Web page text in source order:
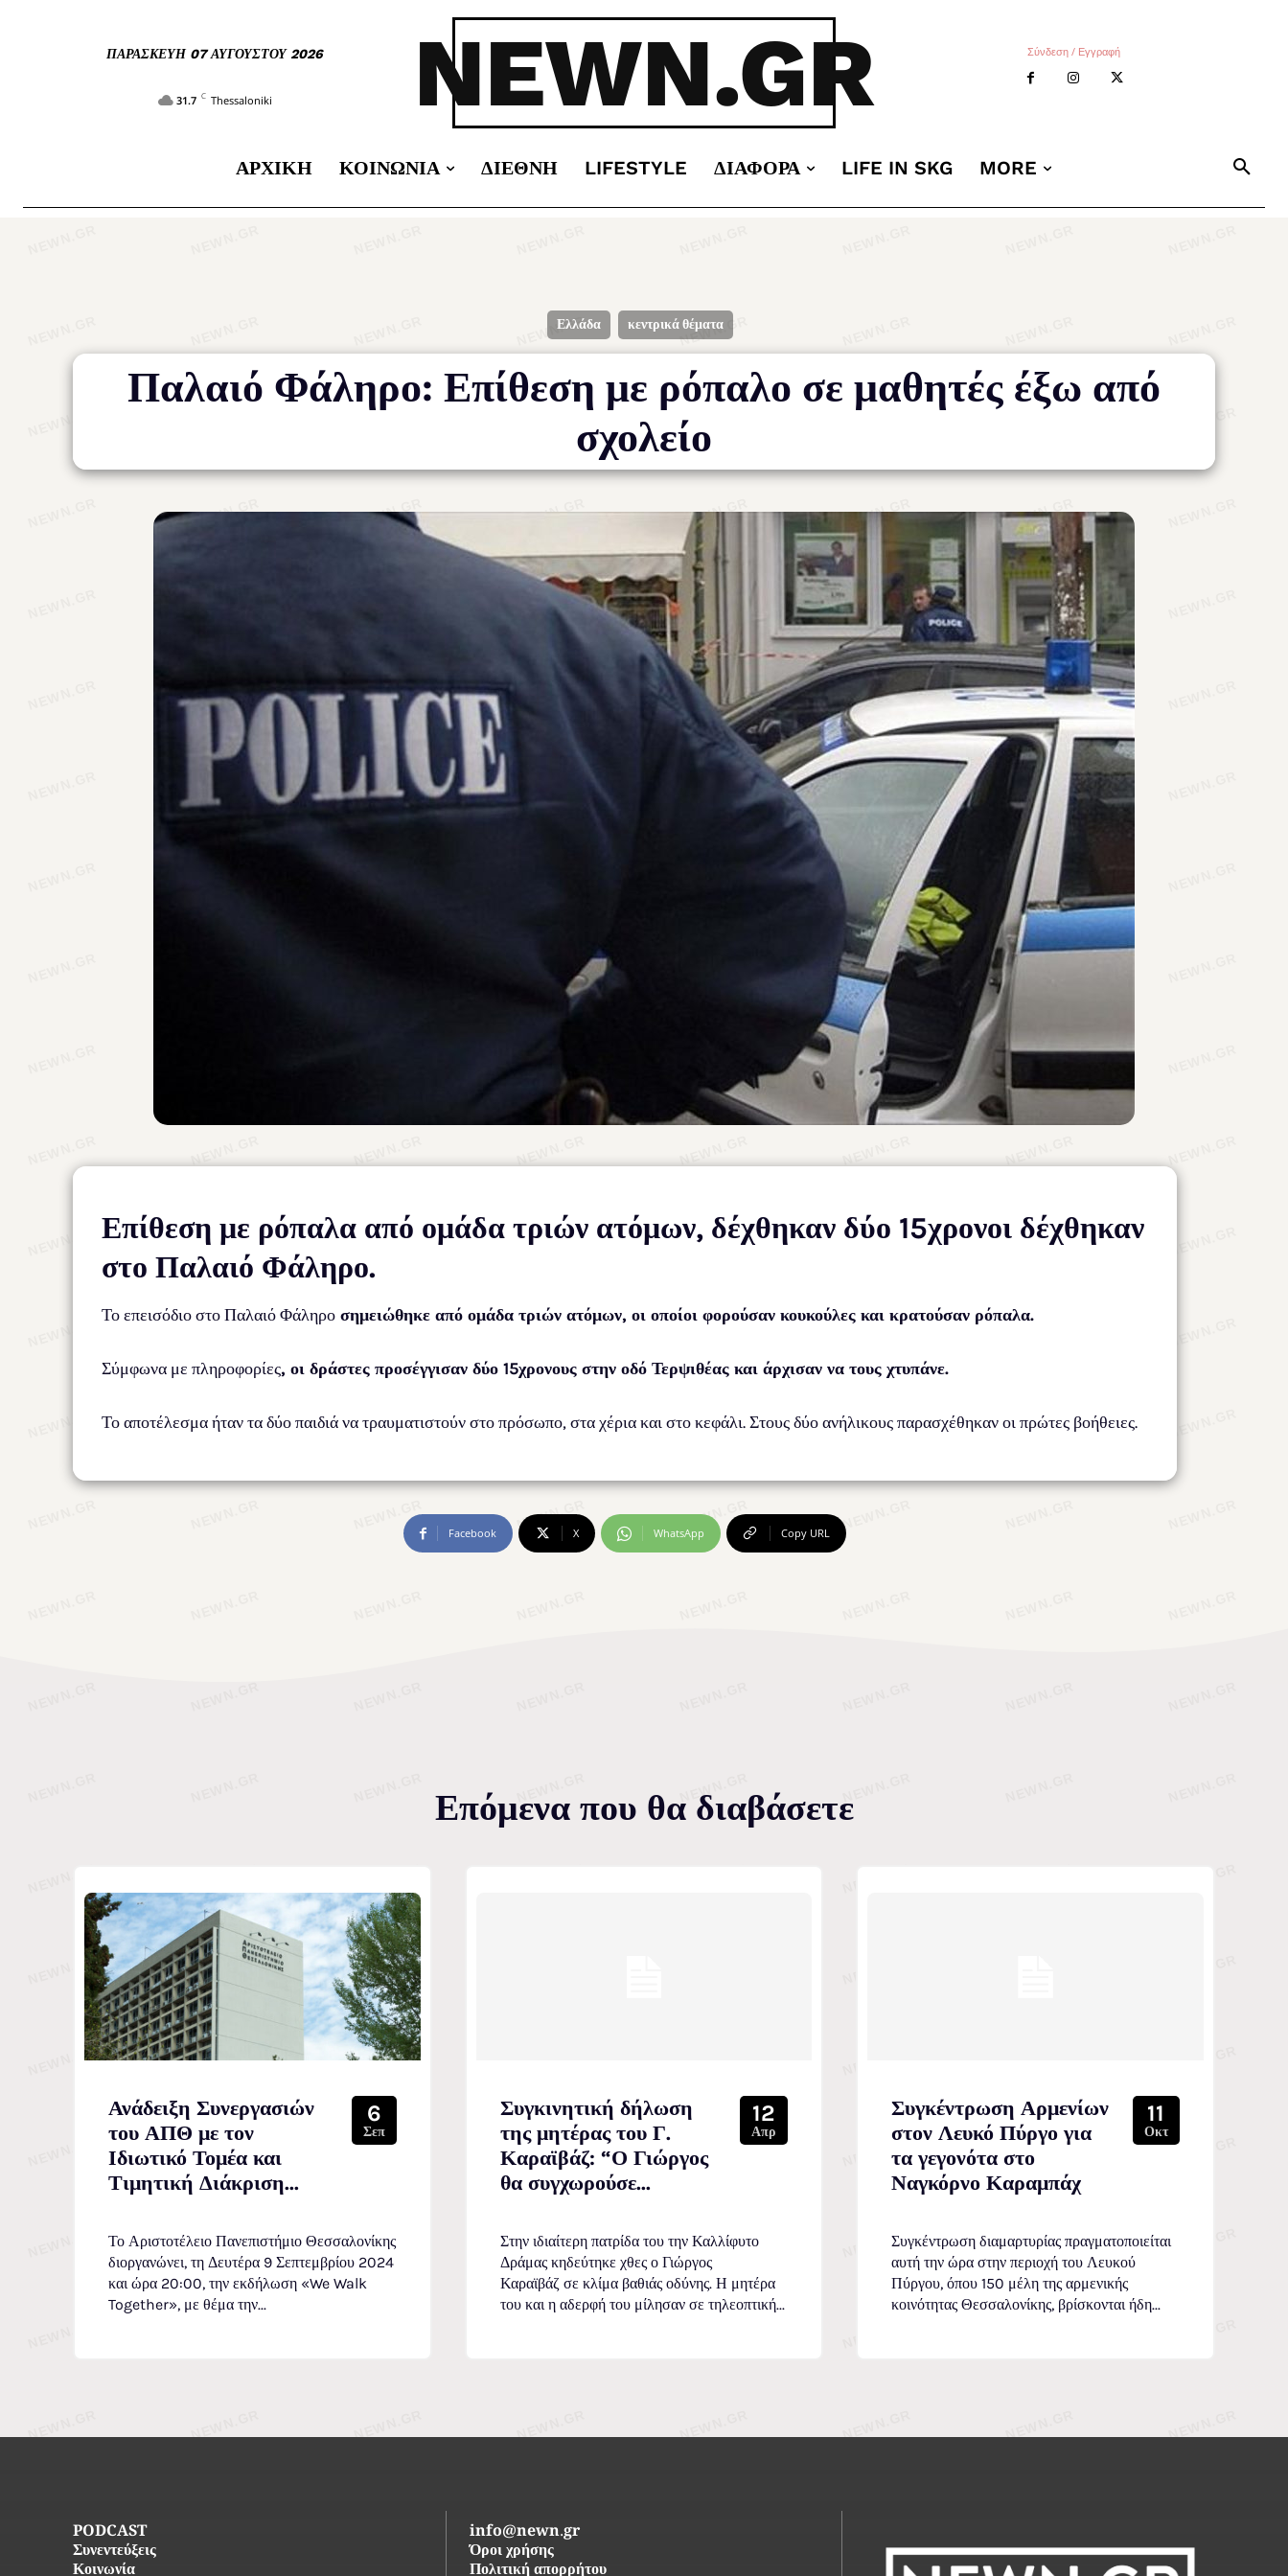
ΠΑΡΑΣΚΕΥΉ 07 ΑΥΓΟΎΣΤΟΥ 2026
31.7 C Thessaloniki NEWN.GR Σύνδεση / Εγγραφή
ΑΡΧΙΚΉ ΚΟΙΝΩΝΊΑ ΔΙΕΘΝΉ LIFESTYLE ΔΙΆΦΟΡΑ LIFE IN SKG MORE
Ελλάδα κεντρικά θέματα
Παλαιό Φάληρο: Επίθεση με ρόπαλο σε μαθητές έξω από
σχολείο
Επίθεση με ρόπαλα από ομάδα τριών ατόμων, δέχθηκαν δύο 15χρονοι δέχθηκαν
στο Παλαιό Φάληρο.
Το επεισόδιο στο Παλαιό Φάληρο σημειώθηκε από ομάδα τριών ατόμων, οι οποίοι φορούσαν κουκούλες και κρατούσαν ρόπαλα.
Σύμφωνα με πληροφορίες, οι δράστες προσέγγισαν δύο 15χρονους στην οδό Τερψιθέας και άρχισαν να τους χτυπάνε.
Το αποτέλεσμα ήταν τα δύο παιδιά να τραυματιστούν στο πρόσωπο, στα χέρια και στο κεφάλι. Στους δύο ανήλικους παρασχέθηκαν οι πρώτες βοήθειες.
Facebook X WhatsApp Copy URL
Επόμενα που θα διαβάσετε
Ανάδειξη Συνεργασιών
του ΑΠΘ με τον
Ιδιωτικό Τομέα και
Τιμητική Διάκριση...
6
Σεπ
Το Αριστοτέλειο Πανεπιστήμιο Θεσσαλονίκης
διοργανώνει, τη Δευτέρα 9 Σεπτεμβρίου 2024
και ώρα 20:00, την εκδήλωση «We Walk
Together», με θέμα την...
Συγκινητική δήλωση
της μητέρας του Γ.
Καραϊβάζ: “Ο Γιώργος
θα συγχωρούσε...
12
Απρ
Στην ιδιαίτερη πατρίδα του την Καλλίφυτο
Δράμας κηδεύτηκε χθες ο Γιώργος
Καραϊβάζ σε κλίμα βαθιάς οδύνης. Η μητέρα
του και η αδερφή του μίλησαν σε τηλεοπτική...
Συγκέντρωση Αρμενίων
στον Λευκό Πύργο για
τα γεγονότα στο
Ναγκόρνο Καραμπάχ
11
Οκτ
Συγκέντρωση διαμαρτυρίας πραγματοποιείται
αυτή την ώρα στην περιοχή του Λευκού
Πύργου, όπου 150 μέλη της αρμενικής
κοινότητας Θεσσαλονίκης, βρίσκονται ήδη...
PODCAST
Συνεντεύξεις
info@newn.gr
Όροι χρήσης